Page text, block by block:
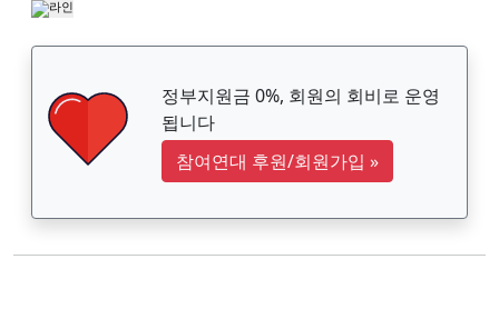
정부지원금 0%, 회원의 회비로 운영
됩니다
참여연대 후원/회원가입 »